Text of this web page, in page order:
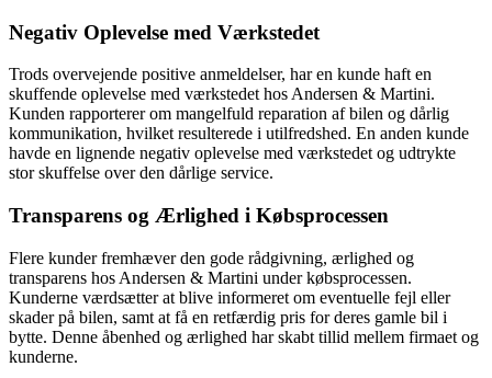
Negativ Oplevelse med Værkstedet
Trods overvejende positive anmeldelser, har en kunde haft en
skuffende oplevelse med værkstedet hos Andersen & Martini.
Kunden rapporterer om mangelfuld reparation af bilen og dårlig
kommunikation, hvilket resulterede i utilfredshed. En anden kunde
havde en lignende negativ oplevelse med værkstedet og udtrykte
stor skuffelse over den dårlige service.
Transparens og Ærlighed i Købsprocessen
Flere kunder fremhæver den gode rådgivning, ærlighed og
transparens hos Andersen & Martini under købsprocessen.
Kunderne værdsætter at blive informeret om eventuelle fejl eller
skader på bilen, samt at få en retfærdig pris for deres gamle bil i
bytte. Denne åbenhed og ærlighed har skabt tillid mellem firmaet og
kunderne.